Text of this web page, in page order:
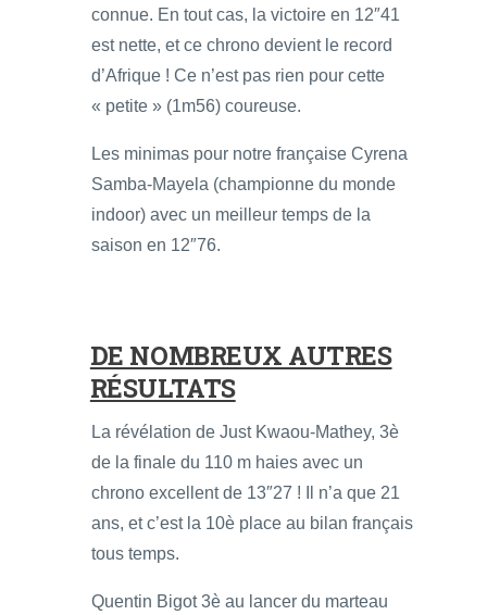
connue. En tout cas, la victoire en 12″41
est nette, et ce chrono devient le record
d’Afrique ! Ce n’est pas rien pour cette
« petite » (1m56) coureuse.
Les minimas pour notre française Cyrena
Samba-Mayela (championne du monde
indoor) avec un meilleur temps de la
saison en 12″76.
DE NOMBREUX AUTRES
RÉSULTATS
La révélation de Just Kwaou-Mathey, 3è
de la finale du 110 m haies avec un
chrono excellent de 13″27 ! Il n’a que 21
ans, et c’est la 10è place au bilan français
tous temps.
Quentin Bigot 3è au lancer du marteau